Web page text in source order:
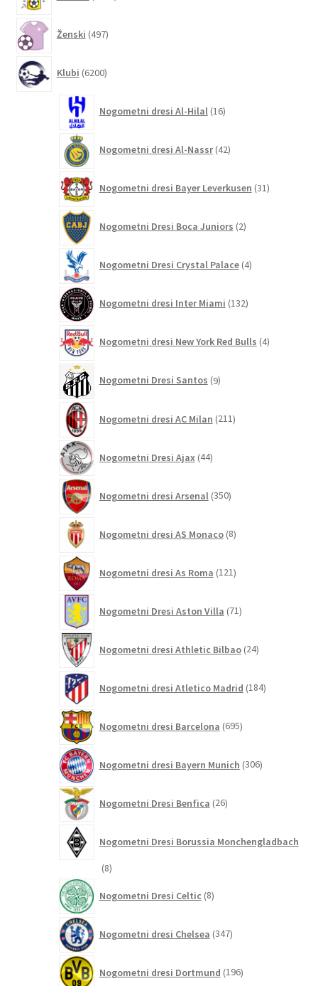
Ženski 497izdelkov
Klubi 6200izdelkov
Nogometni dresi Al-Hilal 16izdelkov
Nogometni dresi Al-Nassr 42izdelkov
Nogometni dresi Bayer Leverkusen 31izdelkov
Nogometni Dresi Boca Juniors 2izdelka
Nogometni Dresi Crystal Palace 4izdelki
Nogometni dresi Inter Miami 132izdelkov
Nogometni dresi New York Red Bulls 4izdelki
Nogometni Dresi Santos 9izdelkov
Nogometni dresi AC Milan 211izdelkov
Nogometni Dresi Ajax 44izdelkov
Nogometni dresi Arsenal 350izdelkov
Nogometni dresi AS Monaco 8izdelkov
Nogometni dresi As Roma 121izdelkov
Nogometni Dresi Aston Villa 71izdelkov
Nogometni dresi Athletic Bilbao 24izdelkov
Nogometni dresi Atletico Madrid 184izdelkov
Nogometni dresi Barcelona 695izdelkov
Nogometni dresi Bayern Munich 306izdelkov
Nogometni Dresi Benfica 26izdelkov
Nogometni Dresi Borussia Monchengladbach
88
Nogometni Dresi Celtic 8izdelkov
Nogometni dresi Chelsea 347izdelkov
Nogometni dresi Dortmund 196izdelkov